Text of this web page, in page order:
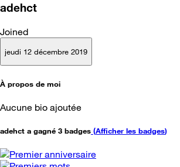
adehct
Joined
jeudi 12 décembre 2019
À propos de moi
Aucune bio ajoutée
adehct a gagné 3 badges (Afficher les badges)